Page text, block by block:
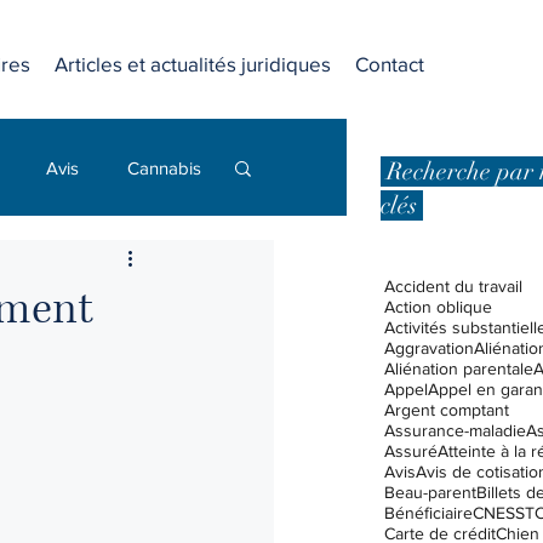
Articles et actualités juridiques Contact
Avis Cannabis
Dommages punitifs
Recherche par
clés
Accident du travail
Action oblique
Activités
Aggravation
Aliénation parentale
AppelAppel en
Argent comptant
Assurance-maladie
AssuréAtteinte à la
AvisAvis de
Beau-parentBillets
BénéficiaireCNESST
Carte de créditChien